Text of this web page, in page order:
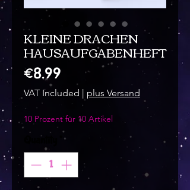
KLEINE DRACHEN
HAUSAUFGABENHEFT
€8.99 Price
VAT Included | plus Versand
10 Prozent für 10 Artikel
Quantity